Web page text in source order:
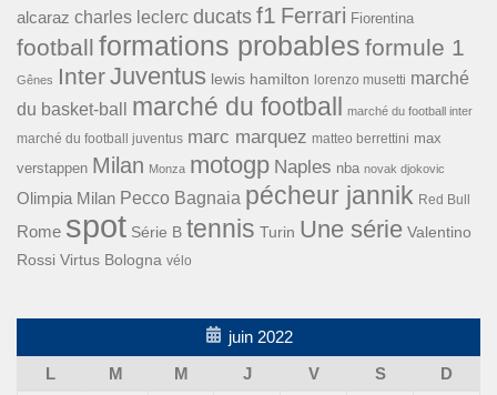
alcaraz charles leclerc ducats f1 Ferrari Fiorentina
football formations probables formule 1
Gênes InterJuventus lewis hamilton lorenzo musetti marché
du basket-ball
marché du football marché du football inter
marché du football juventus marc marquez matteo berrettini max
verstappen Milan Monza motogp Naples nba novak djokovic
Olimpia Milan Pecco Bagnaia pécheur jannik Red Bull
Rome spot Série B tennis Turin Une série Valentino
Rossi Virtus Bologna vélo
juin 2022
L
M M J V S
D